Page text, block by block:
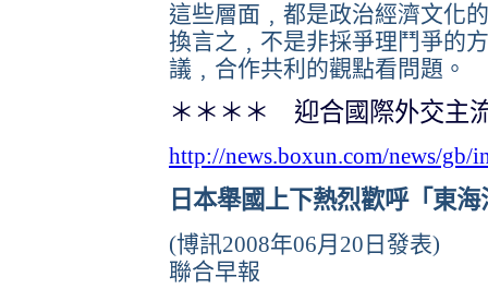
這些層面﹐都是政治經濟文化
換言之﹐不是非採爭理鬥爭的
議﹐合作共利的觀點看問題。
＊＊＊＊ 迎合國際外交主
http://news.boxun.com/news/
日本舉國上下熱烈歡呼「東
(博訊2008年06月20日發表)
聯合早報